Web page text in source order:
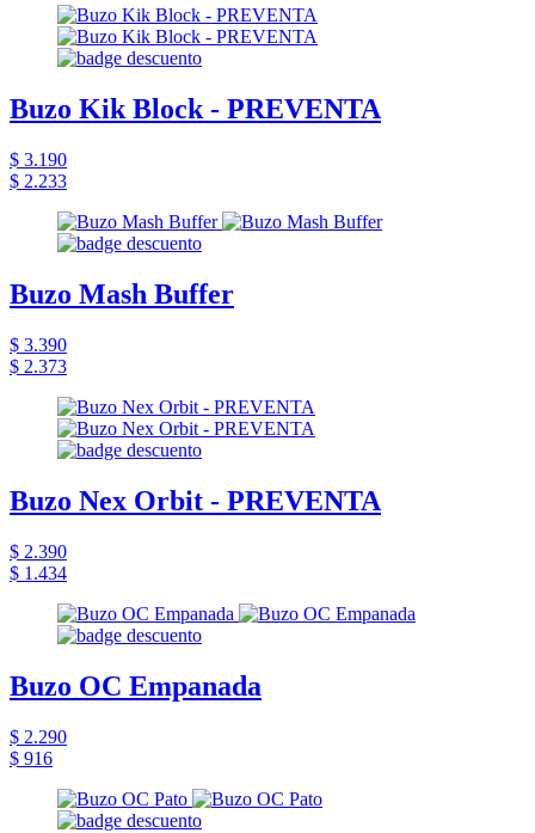
Buzo Kik Block - PREVENTA
$ 3.190
$ 2.233
Buzo Mash Buffer
$ 3.390
$ 2.373
Buzo Nex Orbit - PREVENTA
$ 2.390
$ 1.434
Buzo OC Empanada
$ 2.290
$ 916